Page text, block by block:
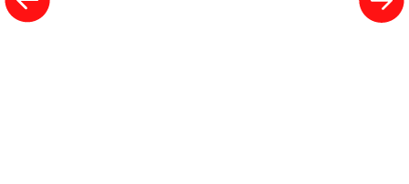
Previous